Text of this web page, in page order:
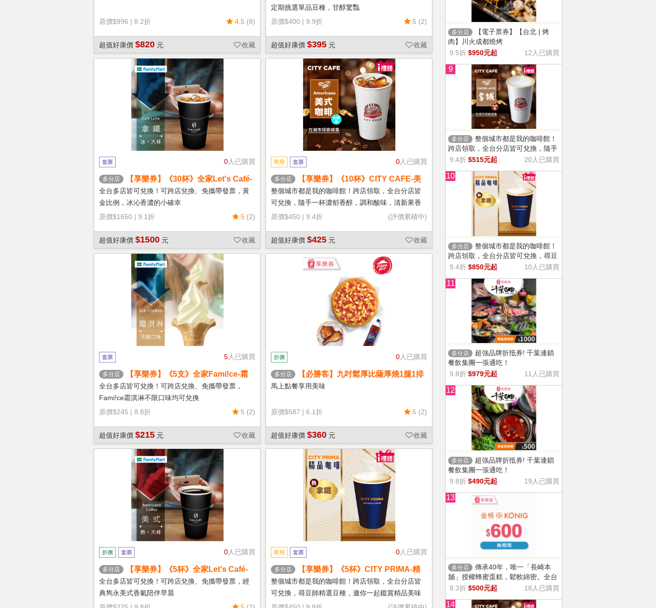
原價$996 | 8.2折 4.5 (8)
超值好康價 $820 元 收藏
定期挑選單品豆種，甘醇驚豔
原價$400 | 9.9折 5 (2)
超值好康價 $395 元 收藏
0人已購買
套票
多分店
【享樂券】《30杯》全家Let's Café-
冰拿鐵(大杯)
全台多店皆可兌換！可跨店兌換、免攜帶發票，黃
金比例，冰沁香濃的小確幸
原價$1650 | 9.1折 5 (2)
超值好康價 $1500 元 收藏
0人已購買
即用 套票
多分店
【享樂券】《10杯》CITY CAFE-美
式咖啡(大杯-冰)
整個城市都是我的咖啡館！跨店領取，全台分店皆
可兌換，隨手一杯濃郁香醇，調和酸味，清新果香
回甘不苦澀
原價$450 | 9.4折 (評價累積中)
超值好康價 $425 元 收藏
5人已購買
套票
多分店
【享樂券】《5支》全家Fami!ce-霜
淇淋(口味不限)
全台多店皆可兌換！可跨店兌換、免攜帶發票，
Fami!ce霜淇淋不限口味均可兌換
原價$245 | 8.8折 5 (2)
超值好康價 $215 元 收藏
0人已購買
折價
多分店
【必勝客】九吋鬆厚比薩厚燒1腿1排
套餐 享樂券
馬上點餐享用美味
原價$587 | 6.1折 5 (2)
超值好康價 $360 元 收藏
0人已購買
折價 套票
多分店
【享樂券】《5杯》全家Let's Café-
熱美式(大杯)
全台多店皆可兌換！可跨店兌換、免攜帶發票，經
典雋永美式香氣陪伴早晨
0人已購買
即用 套票
多分店
【享樂券】《5杯》CITY PRIMA-精
品拿鐵(中杯-熱)
整個城市都是我的咖啡館！跨店領取，全台分店皆
可兌換，尋豆師精選豆種，邀你一起鑑賞精品美味
多分店
【電子票券】【台北 | 烤
肉】川火成都燒烤
9.5折 $950元起 12人已購買
9
多分店
整個城市都是我的咖啡館！
跨店領取，全台分店皆可兌換，隨手
一杯濃郁香醇，奶香把咖啡的濃烈變
9.4折 $515元起 20人已購買
10
多分店
整個城市都是我的咖啡館！
跨店領取，全台分店皆可兌換，尋豆
師精選豆種，邀你一起鑑賞精品美味
9.4折 $850元起 10人已購買
11
多分店
超強品牌折抵券! 千葉連鎖
餐飲集團一張通吃！
9.8折 $979元起 11人已購買
12
多分店
超強品牌折抵券! 千葉連鎖
餐飲集團一張通吃！
9.8折 $490元起 19人已購買
13
多分店
傳承40年，唯一「長崎本
舖」授權蜂蜜蛋糕，鬆軟綿密。全台
13家門市適用，自選商品，幸福烘焙
8.3折 $500元起 18人已購買
14